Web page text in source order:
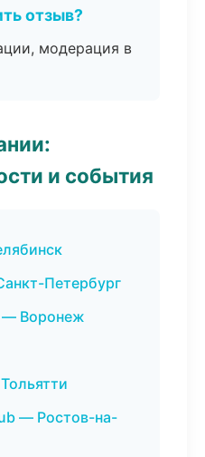
отзыв?
модерация в
и события
Петербург
— Воронеж
— Ростов-на-